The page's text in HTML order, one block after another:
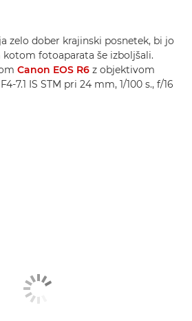
zelo dober krajinski posnetek, bi jo
fotoaparata še izboljšali.
Canon EOS R6 z objektivom
7.1 IS STM pri 24 mm, 1/100 s., f/16